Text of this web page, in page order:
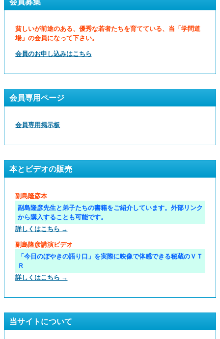
貧しいが前途のある、優秀な若者たちを育てている、当「学問道
場」の会員になって下さい。
会員のお申し込みはこちら
会員専用ページ
会員専用掲示板
本とビデオの販売
副島隆彦本
副島隆彦先生と弟子たちの書籍をご紹介しています。外部リンク
から購入することも可能です。
詳しくはこちら →
副島隆彦講演ビデオ
「今日のぼやきの語り口」を実際に映像で体感できる秘蔵のＶＴ
Ｒ
詳しくはこちら →
当サイトについて